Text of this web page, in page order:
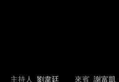
主持人 劉韋廷 來賓 謝富凱